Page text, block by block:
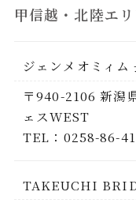
甲信越・北陸エ
ジェンメオミィム
〒940-2106 新潟
ェスWEST
TEL：0258-86-
TAKEUCHI